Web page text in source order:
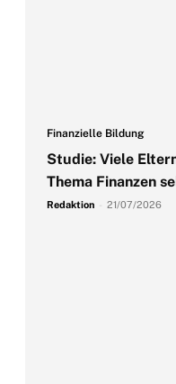
Finanzielle Bildung
Studie: Viele
Thema Finanzen
Redaktion 21/07/2026